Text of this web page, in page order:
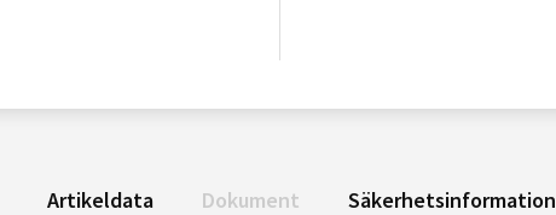
Artikeldata Dokument Säkerhetsinformation